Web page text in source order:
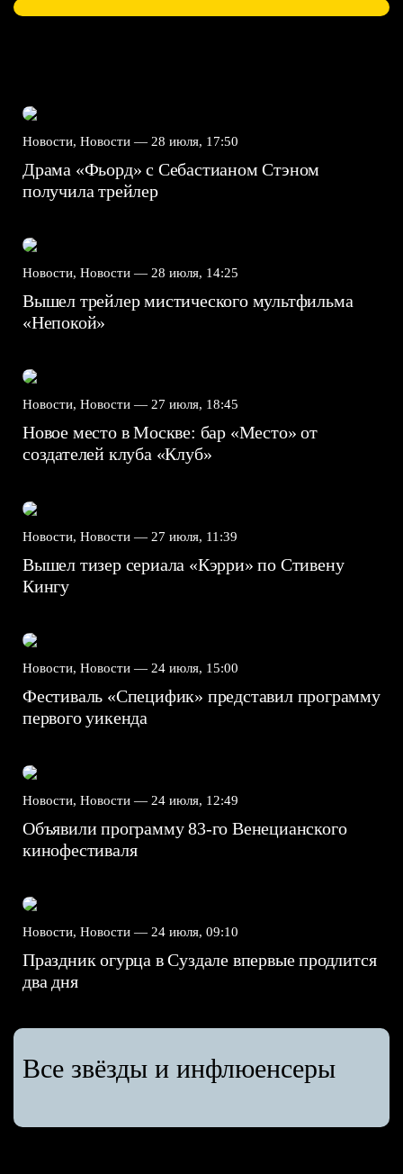
Новости, Новости — 28 июля, 17:50
Драма «Фьорд» с Себастианом Стэном
получила трейлер
Новости, Новости — 28 июля, 14:25
Вышел трейлер мистического мультфильма
«Непокой»
Новости, Новости — 27 июля, 18:45
Новое место в Москве: бар «Место» от
создателей клуба «Клуб»
Новости, Новости — 27 июля, 11:39
Вышел тизер сериала «Кэрри» по Стивену
Кингу
Новости, Новости — 24 июля, 15:00
Фестиваль «Специфик» представил программу
первого уикенда
Новости, Новости — 24 июля, 12:49
Объявили программу 83-го Венецианского
кинофестиваля
Новости, Новости — 24 июля, 09:10
Праздник огурца в Суздале впервые продлится
два дня
Все звёзды и инфлюенсеры